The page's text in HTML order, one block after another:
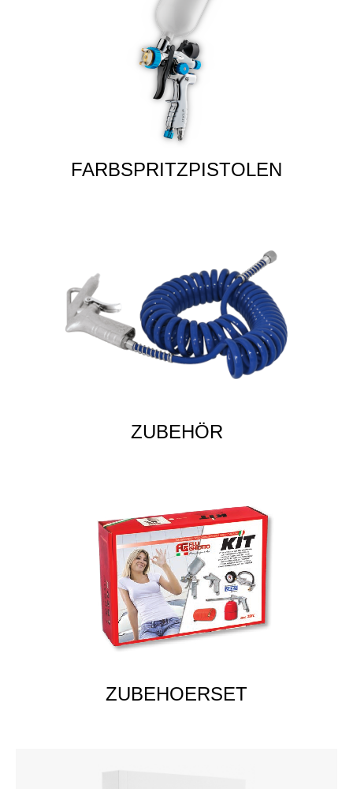
FARBSPRITZPISTOLEN
ZUBEHÖR
ZUBEHOERSET